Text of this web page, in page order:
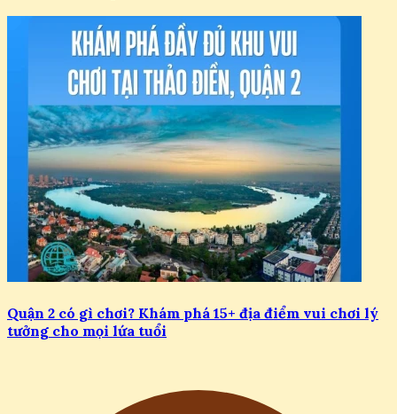
Quận 2 có gì chơi? Khám phá 15+ địa điểm vui chơi lý
tưởng cho mọi lứa tuổi